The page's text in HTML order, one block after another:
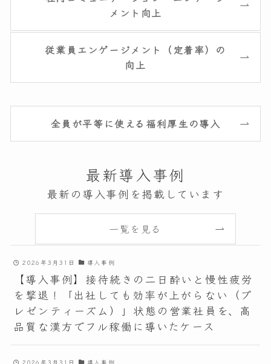
メント向上
従業員エンゲージメント（定着率）の
向上
全員が平等に使える福利厚生の導入
最新導入事例
最新の導入事例を掲載しています
一覧を見る
2026年3月31日 導入事例
【導入事例】接待続きの二日酔いと慢性疲労
を撃退！「出社しても効率が上がらない（プ
レゼンティーズム）」状態の営業社員を、高
品質な漢方でフル稼働に導いたケース
2026年3月31日 導入事例